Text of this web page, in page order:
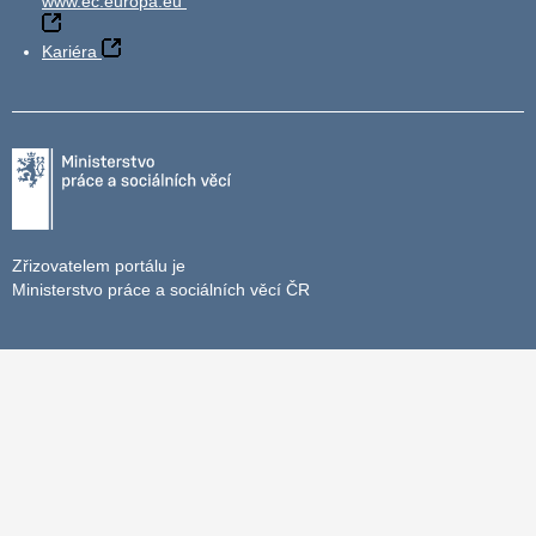
Kariéra
Zřizovatelem portálu je
Ministerstvo práce a sociálních věcí ČR